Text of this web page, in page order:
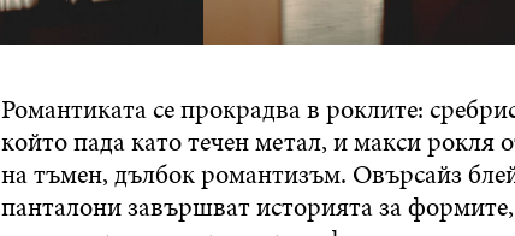
Романтиката се прокрадва в роклите:
който пада като течен метал, и макси рокля
на тъмен, дълбок романтизъм. Овърсайз
панталони завършват историята за